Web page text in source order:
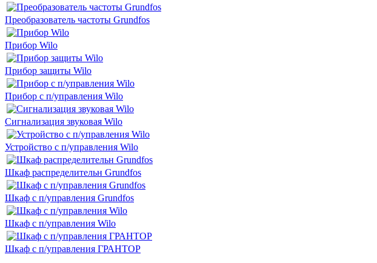
Преобразователь частоты Grundfos
Прибор Wilo
Прибор защиты Wilo
Прибор с п/управления Wilo
Сигнализация звуковая Wilo
Устройство с п/управления Wilo
Шкаф распределительн Grundfos
Шкаф с п/управления Grundfos
Шкаф с п/управления Wilo
Шкаф с п/управления ГРАНТОР